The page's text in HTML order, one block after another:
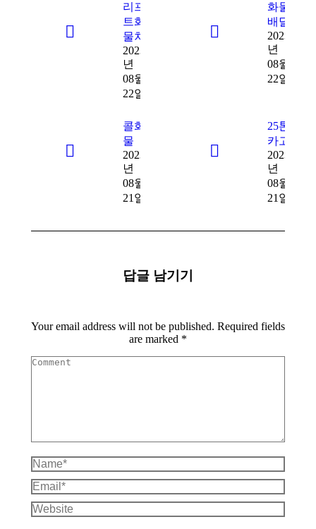
리프
트화
물차
2023
년
08월
22일
화물
배달
2023
년
08월
22일
콜화
물
2023
년
08월
21일
25톤
카고
2023
년
08월
21일
답글 남기기
Your email address will not be published. Required fields
are marked *
Comment
Name *
Email *
Website